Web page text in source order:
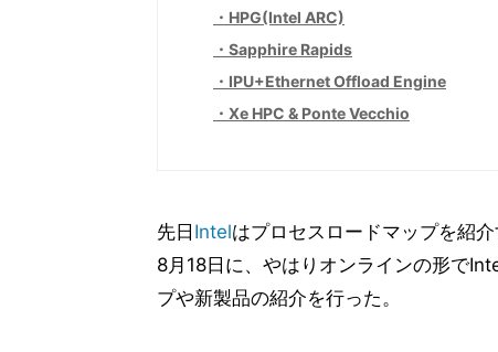
HPG(Intel ARC)
Sapphire Rapids
IPU+Ethernet Offload Engine
Xe HPC & Ponte Vecchio
先日 Intelはプロセスロードマップを紹介
8月18日に、やはりオンラインの形で
プや新製品の紹介を行った。